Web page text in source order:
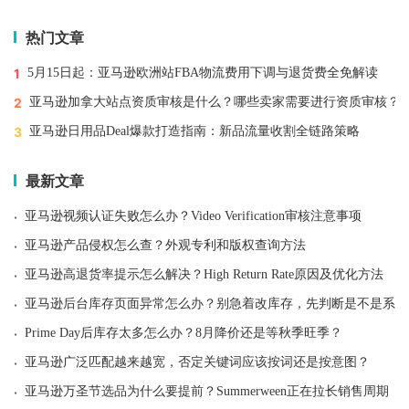
热门文章
1 5月15日起：亚马逊欧洲站FBA物流费用下调与退货费全免解读
2 亚马逊加拿大站点资质审核是什么？哪些卖家需要进行资质审核？
3 亚马逊日用品Deal爆款打造指南：新品流量收割全链路策略
最新文章
· 亚马逊视频认证失败怎么办？Video Verification审核注意事项
· 亚马逊产品侵权怎么查？外观专利和版权查询方法
· 亚马逊高退货率提示怎么解决？High Return Rate原因及优化方法
· 亚马逊后台库存页面异常怎么办？别急着改库存，先判断是不是系
· Prime Day后库存太多怎么办？8月降价还是等秋季旺季？
· 亚马逊广泛匹配越来越宽，否定关键词应该按词还是按意图？
· 亚马逊万圣节选品为什么要提前？Summerween正在拉长销售周期